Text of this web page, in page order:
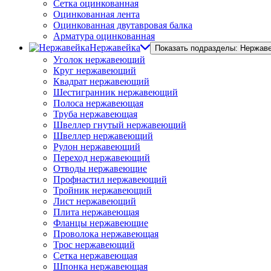
Сетка оцинкованная
Оцинкованная лента
Оцинкованная двутавровая балка
Арматура оцинкованная
Нержавейка
Показать подразделы:
Уголок нержавеющий
Круг нержавеющий
Квадрат нержавеющий
Шестигранник нержавеющий
Полоса нержавеющая
Труба нержавеющая
Швеллер гнутый нержавеющий
Швеллер нержавеющий
Рулон нержавеющий
Переход нержавеющий
Отводы нержавеющие
Профнастил нержавеющий
Тройник нержавеющий
Лист нержавеющий
Плита нержавеющая
Фланцы нержавеющие
Проволока нержавеющая
Трос нержавеющий
Сетка нержавеющая
Шпонка нержавеющая